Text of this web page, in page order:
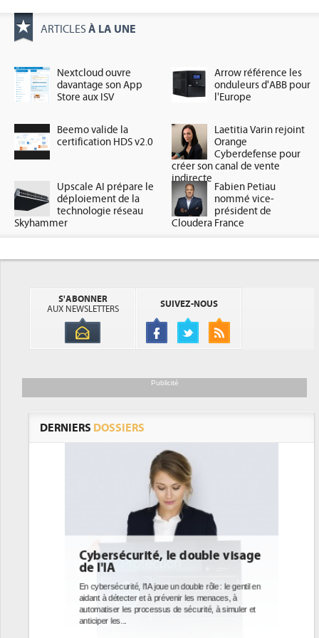
ARTICLES À LA UNE
Nextcloud ouvre
davantage son App
Store aux ISV
Arrow référence les
onduleurs d'ABB pour
l'Europe
Beemo valide la
certification HDS v2.0
Laetitia Varin rejoint
Orange
Cyberdefense pour
créer son canal de vente
indirecte
Upscale AI prépare le
déploiement de la
technologie réseau
Skyhammer
Fabien Petiau
nommé vice-
président de
Cloudera France
S'ABONNER
AUX NEWSLETTERS
SUIVEZ-NOUS
Publicité
DERNIERS DOSSIERS
DEE: l'efficacité énergétique
bientôt une obligation pour les
datacenters
Des datacenters plus durables et plus efficaces, c'est
ce que recherchent les pouvoirs publics européens
avec la mise en oeuvre de la nouvelle Directive sur